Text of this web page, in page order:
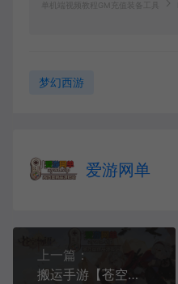
单机端视频教程GM充值装备工具
梦幻西游
爱游网单
上一篇：
搬运手游【苍空物语】二次元风格放置类H5手游VM一键服务端+手工端+上线满货币+配套教程